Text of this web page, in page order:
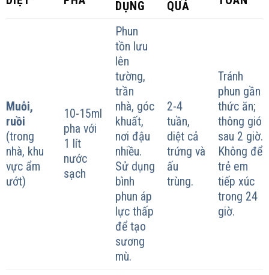
DỤNG
QUẢ
Muỗi,
ruồi
(trong
nhà, khu
vực ẩm
ướt)
10-15ml
pha với
1 lít
nước
sạch
Phun
tồn lưu
lên
tường,
trần
nhà, góc
khuất,
nơi đậu
nhiều.
Sử dụng
bình
phun áp
lực thấp
để tạo
sương
mù.
2-4
tuần,
diệt cả
trứng và
ấu
trùng.
Tránh
phun gần
thức ăn;
thông gió
sau 2 giờ.
Không để
trẻ em
tiếp xúc
trong 24
giờ.